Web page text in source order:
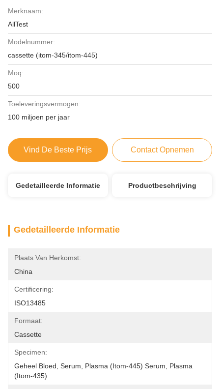
Merknaam:
AllTest
Modelnummer:
cassette (itom-345/itom-445)
Moq:
500
Toeleveringsvermogen:
100 miljoen per jaar
Vind De Beste Prijs Contact Opnemen
Gedetailleerde Informatie Productbeschrijving
Gedetailleerde Informatie
Plaats Van Herkomst:
China
Certificering:
ISO13485
Formaat:
Cassette
Specimen:
Geheel Bloed, Serum, Plasma (itom-445) Serum, Plasma
(itom-435)